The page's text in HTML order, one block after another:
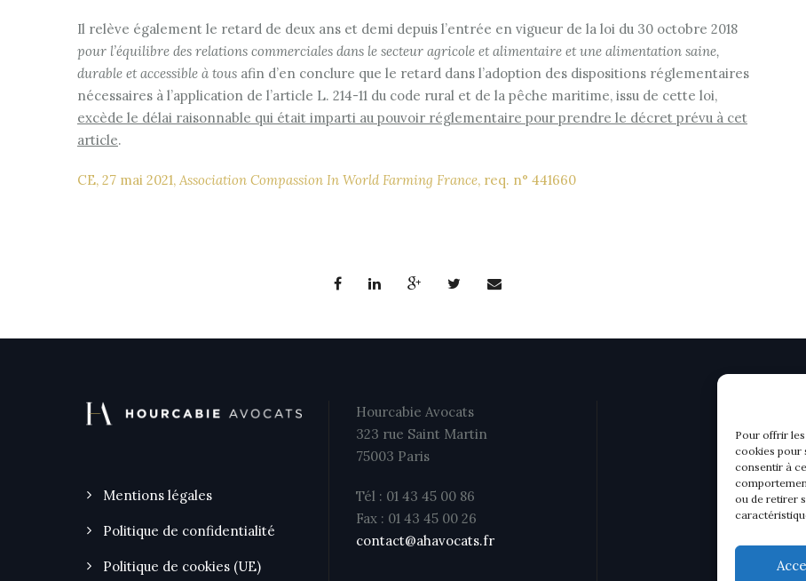
Pour offrir
cookies pour
consentir à
ou de retirer
Il relève également le retard de deux ans et demi depuis l’entrée en vigueur de la loi du 30 octobre 2018
pour l’équilibre des relations commerciales dans le secteur agricole et alimentaire et une alimentation saine,
durable et accessible à tous afin d’en conclure que le retard dans l’adoption des dispositions réglementaires
nécessaires à l’application de l’article L. 214-11 du code rural et de la pêche maritime, issu de cette loi,
excède le délai raisonnable qui était imparti au pouvoir réglementaire pour prendre le décret prévu à cet
article.
CE, 27 mai 2021, Association Compassion In World Farming France, req. n° 441660
Mentions légales
Politique de confidentialité
Politique de cookies (UE)
Hourcabie Avocats
323 rue Saint Martin
75003 Paris
Tél : 01 43 45 00 86
Fax : 01 43 45 00 26
contact@ahavocats.fr